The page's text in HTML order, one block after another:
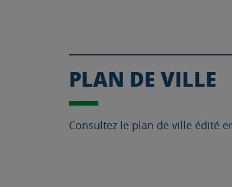
PLAN DE VILLE
Consultez le plan de ville édité